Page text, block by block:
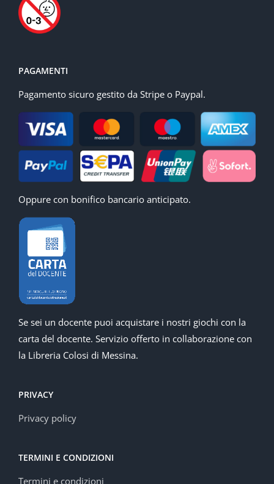
PAGAMENTI
Pagamento sicuro gestito da Stripe o Paypal.
Oppure con bonifico bancario anticipato.
Se sei un docente puoi acquistare i nostri giochi con la
carta del docente. Servizio offerto in collaborazione con
la Libreria Colosi di Messina.
PRIVACY
Privacy policy
TERMINI E CONDIZIONI
Termini e condizioni